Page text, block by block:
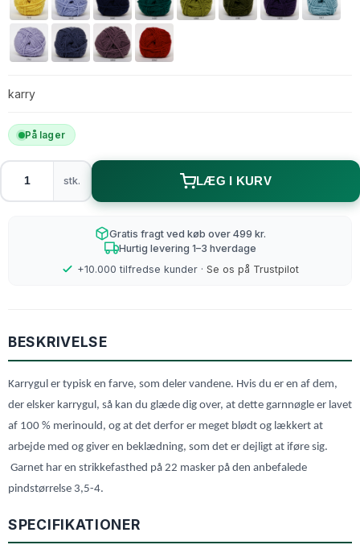
karry
På lager
stk. LÆG I KURV
Gratis fragt ved køb over 499 kr.
Hurtig levering 1–3 hverdage
+10.000 tilfredse kunder · Se os på Trustpilot
BESKRIVELSE
Karrygul er typisk en farve, som deler vandene. Hvis du er en af dem,
der elsker karrygul, så kan du glæde dig over, at dette garnnøgle er lavet
af 100 % merinould, og at det derfor er meget blødt og lækkert at
arbejde med og giver en beklædning, som det er dejligt at iføre sig.
Garnet har en strikkefasthed på 22 masker på den anbefalede
pindstørrelse 3,5-4.
SPECIFIKATIONER